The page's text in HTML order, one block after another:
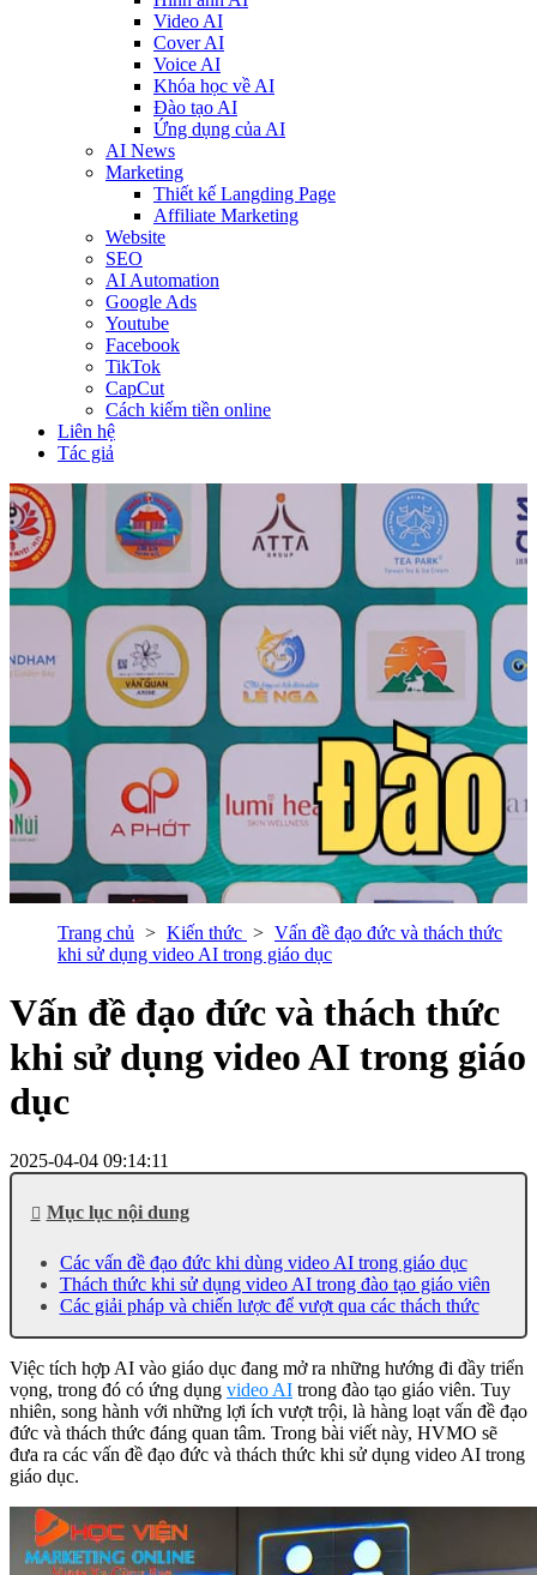
Video AI
Cover AI
Voice AI
Khóa học về AI
Đào tạo AI
Ứng dụng của AI
AI News
Marketing
Thiết kế Langding Page
Affiliate Marketing
Website
SEO
AI Automation
Google Ads
Youtube
Facebook
TikTok
CapCut
Cách kiếm tiền online
Liên hệ
Tác giả
Trang chủ Kiến thức
Vấn đề đạo đức và thách thức
khi sử dụng video AI trong giáo dục
Vấn đề đạo đức và thách thức
khi sử dụng video AI trong giáo
dục
2025-04-04 09:14:11
Mục lục nội dung
Các vấn đề đạo đức khi dùng video AI trong giáo dục
Thách thức khi sử dụng video AI trong đào tạo giáo viên
Các giải pháp và chiến lược để vượt qua các thách thức
Việc tích hợp AI vào giáo dục đang mở ra những hướng đi đầy triển
vọng, trong đó có ứng dụng video AI trong đào tạo giáo viên. Tuy
nhiên, song hành với những lợi ích vượt trội, là hàng loạt vấn đề đạo
đức và thách thức đáng quan tâm. Trong bài viết này, HVMO sẽ
đưa ra các vấn đề đạo đức và thách thức khi sử dụng video AI trong
giáo dục.